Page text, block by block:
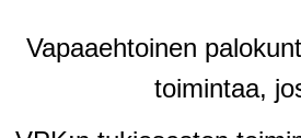
Vapaaehtoinen
toimintaa,